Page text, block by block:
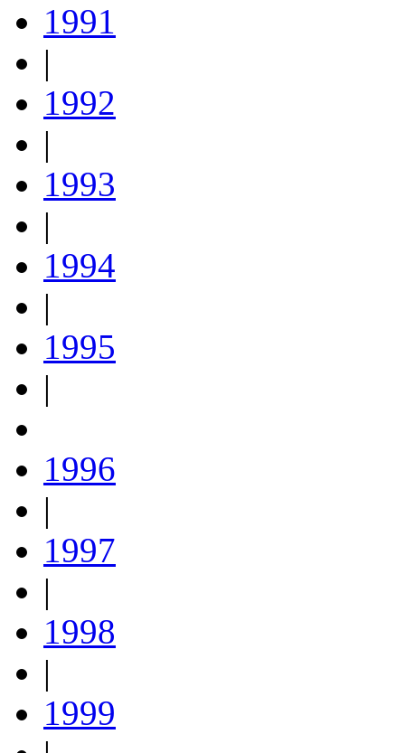
1991
|
1992
|
1993
|
1994
|
1995
|
1996
|
1997
|
1998
|
1999